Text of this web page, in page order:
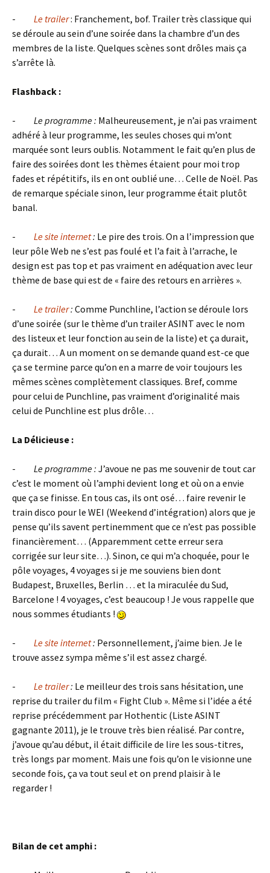
- Le trailer: Franchement, bof. Trailer très classique qui
se déroule au sein d’une soirée dans la chambre d’un des
membres de la liste. Quelques scènes sont drôles mais ça
s’arrête là.
Flashback :
- Le programme : Malheureusement, je n’ai pas vraiment
adhéré à leur programme, les seules choses qui m’ont
marquée sont leurs oublis. Notamment le fait qu’en plus de
faire des soirées dont les thèmes étaient pour moi trop
fades et répétitifs, ils en ont oublié une… Celle de Noël. Pas
de remarque spéciale sinon, leur programme était plutôt
banal.
- Le site internet: Le pire des trois. On a l’impression que
leur pôle Web ne s’est pas foulé et l’a fait à l’arrache, le
design est pas top et pas vraiment en adéquation avec leur
thème de base qui est de « faire des retours en arrières ».
- Le trailer: Comme Punchline, l’action se déroule lors
d’une soirée (sur le thème d’un trailer ASINT avec le nom
des listeux et leur fonction au sein de la liste) et ça durait,
ça durait… A un moment on se demande quand est-ce que
ça se termine parce qu’on en a marre de voir toujours les
mêmes scènes complètement classiques. Bref, comme
pour celui de Punchline, pas vraiment d’originalité mais
celui de Punchline est plus drôle…
La Délicieuse :
- Le programme : J’avoue ne pas me souvenir de tout car
c’est le moment où l’amphi devient long et où on a envie
que ça se finisse. En tous cas, ils ont osé… faire revenir le
train disco pour le WEI (Weekend d’intégration) alors que je
pense qu’ils savent pertinemment que ce n’est pas possible
financièrement… (Apparemment cette erreur sera
corrigée sur leur site…). Sinon, ce qui m’a choquée, pour le
pôle voyages, 4 voyages si je me souviens bien dont
Budapest, Bruxelles, Berlin … et la miraculée du Sud,
Barcelone ! 4 voyages, c’est beaucoup ! Je vous rappelle que
nous sommes étudiants !
- Le site internet: Personnellement, j’aime bien. Je le
trouve assez sympa même s’il est assez chargé.
- Le trailer: Le meilleur des trois sans hésitation, une
reprise du trailer du film « Fight Club ». Même si l’idée a été
reprise précédemment par Hothentic (Liste ASINT
gagnante 2011), je le trouve très bien réalisé. Par contre,
j’avoue qu’au début, il était difficile de lire les sous-titres,
très longs par moment. Mais une fois qu’on le visionne une
seconde fois, ça va tout seul et on prend plaisir à le
regarder !
Bilan de cet amphi :